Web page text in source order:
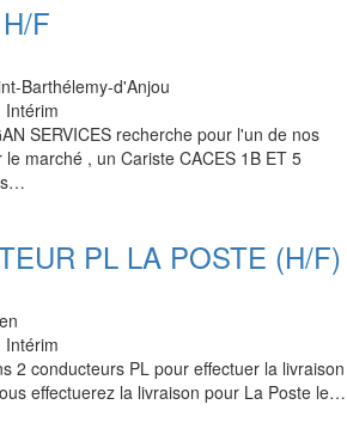
F
Barthélemy-d'Anjou
Intérim
SERVICES recherche pour l'un de nos
marché , un Cariste CACES 1B ET 5
PL LA POSTE (H/F)
Intérim
2 conducteurs PL pour effectuer la livraison
effectuerez la livraison pour La Poste le…